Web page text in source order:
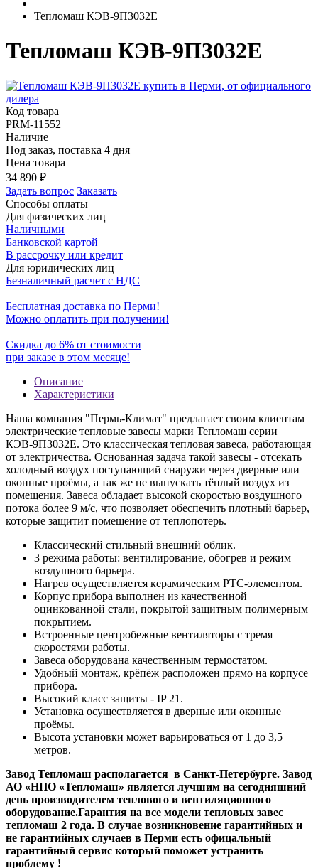
Тепломаш КЭВ-9П3032Е
Тепломаш КЭВ-9П3032Е
Код товара
PRM-11552
Наличие
Под заказ, поставка 4 дня
Цена товара
34 890 ₽
Задать вопрос Заказать
Способы оплаты
Для физических лиц
Наличными
Банковской картой
В рассрочку или кредит
Для юридических лиц
Безналичный расчет с НДС
Бесплатная доставка по Перми!
Можно оплатить при получении!
Скидка до 6% от стоимости
при заказе в этом месяце!
Описание
Характеристики
Наша компания "Пермь-Климат" предлагает своим клиентам
электрические тепловые завесы марки Тепломаш серии
КЭВ-9П3032Е. Это классическая тепловая завеса, работающая
от электричества. Основанная задача такой завесы - отсекать
холодный воздух поступающий снаружи через дверные или
оконные проёмы, а так же не выпускать тёплый воздух из
помещения. Завеса обладает высокой скоростью воздушного
потока более 9 м/с, что позволяет обеспечить плотный барьер,
которые защитит помещение от теплопотерь.
Классический стильный внешний облик.
3 режима работы: вентилирование, обогрев и режим
воздушного барьера.
Нагрев осуществляется керамическим РТС-элементом.
Корпус прибора выполнен из качественной
оцинкованной стали, покрытой защитным полимерным
покрытием.
Встроенные центробежные вентиляторы с тремя
скоростями работы.
Завеса оборудована качественным термостатом.
Удобный монтаж, крёпёж расположен прямо на корпусе
прибора.
Высокий класс защиты - IP 21.
Установка осуществляется в дверные или оконные
проёмы.
Высота установки может варьироваться от 1 до 3,5
метров.
Завод Тепломаш располагается в Санкт-Петербурге. Завод
АО «НПО «Тепломаш» является лучшим на сегодняшний
день производителем теплового и вентиляционного
оборудование.Гарантия на все модели тепловых завес
тепломаш 2 года. В случае возникновение гарантийных и
не гарантийных случаев в Перми есть офицальный
гарантийный сервис который поможет устранить
проблему !